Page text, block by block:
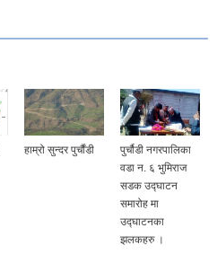
हाम्रो सुन्दर पुर्चौंडी
पुर्चौडी नगरपालिका
वडा न. ६ भुमिराज
सडक उद्घ‍ाटन
समारोह मा
उद्घ‍ाटनका
झलकहरु ।